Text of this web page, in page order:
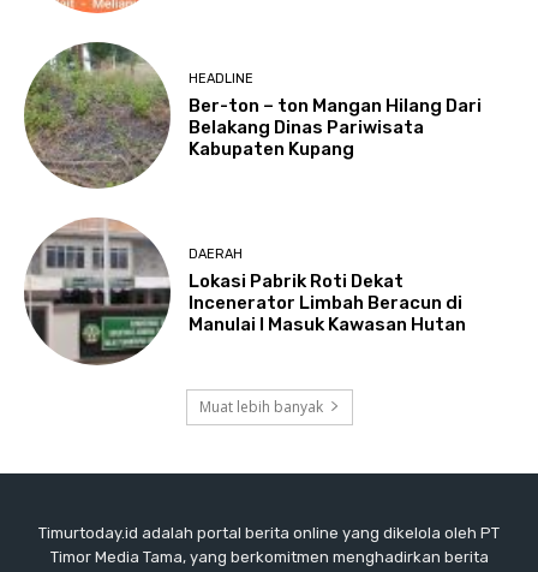
HEADLINE
Ber-ton – ton Mangan Hilang Dari
Belakang Dinas Pariwisata
Kabupaten Kupang
DAERAH
Lokasi Pabrik Roti Dekat
Incenerator Limbah Beracun di
Manulai I Masuk Kawasan Hutan
Muat lebih banyak
Timurtoday.id adalah portal berita online yang dikelola oleh PT
Timor Media Tama, yang berkomitmen menghadirkan berita